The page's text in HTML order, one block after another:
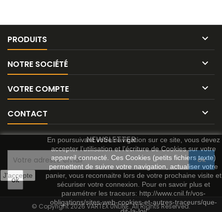
PRODUITS 
NOTRE SOCIÉTÉ 
VOTRE COMPTE 
CONTACT 
J'accepte
En poursuivant votre navigation sur ce site, vous devez
accepter l’utilisation et l'écriture de Cookies sur votre
appareil connecté. Ces Cookies (petits fichiers texte)
permettent de suivre votre navigation, actualiser votre
panier, vous reconnaitre lors de votre prochaine visite et
sécuriser votre connexion. Pour en savoir plus et
paramétrer les traceurs: http://www.cnil.fr/vos-
obligations/sites-web-cookies-et-autres-traceurs/que-
NEWSLETTER
© Copyright 2026 VARTEX 0NLINE. All Rights Reserved.